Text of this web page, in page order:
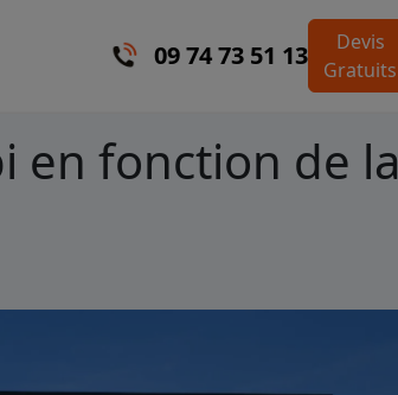
09 74 73 51 13
Devis
Gratuits
en fonction de la